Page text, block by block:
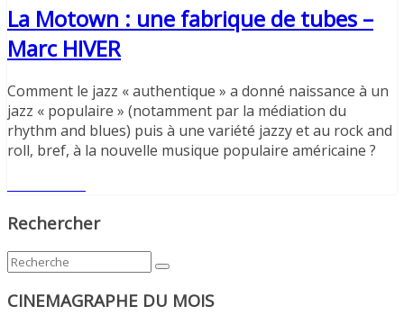
La Motown : une fabrique de tubes –
Marc HIVER
Comment le jazz « authentique » a donné naissance à un
jazz « populaire » (notamment par la médiation du
rhythm and blues) puis à une variété jazzy et au rock and
roll, bref, à la nouvelle musique populaire américaine ?
Rechercher
CINEMAGRAPHE DU MOIS